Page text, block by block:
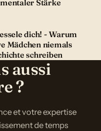
Stärke
dich! - Warum
Mädchen niemals
schreiben
aussi
?
et votre expertise
de temps